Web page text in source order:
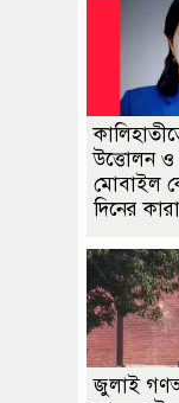
উত্তোলন ও
মোবাইল
দিনের
জুলাই